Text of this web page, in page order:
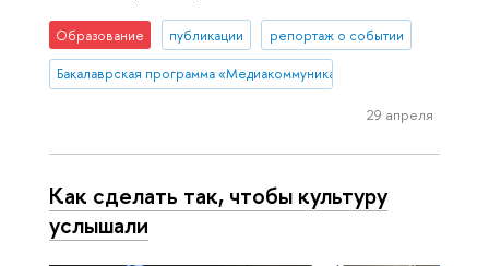
Образование публикации репортаж о событии
Бакалаврская программа «Медиакоммуникации»
29 апреля
Как сделать так, чтобы культуру
услышали